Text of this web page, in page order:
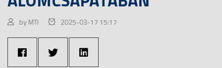
by MTI 2025-03-17 15:17